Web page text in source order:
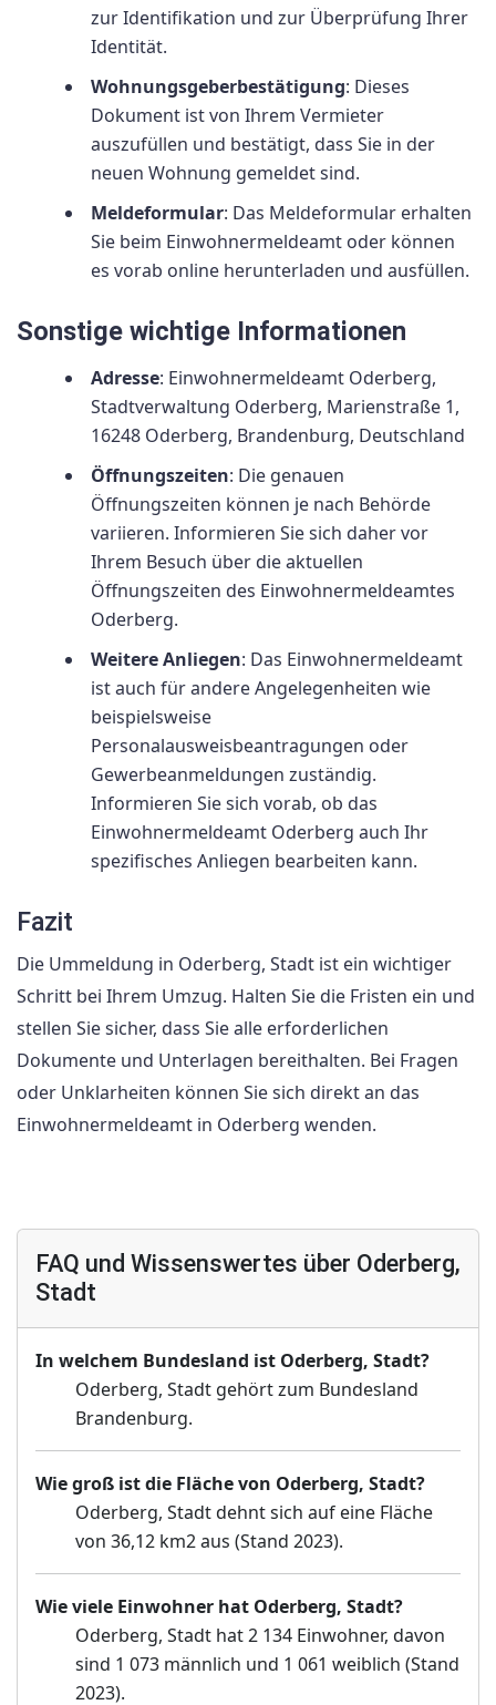
zur Identifikation und zur Überprüfung Ihrer
Identität.
Wohnungsgeberbestätigung: Dieses
Dokument ist von Ihrem Vermieter
auszufüllen und bestätigt, dass Sie in der
neuen Wohnung gemeldet sind.
Meldeformular: Das Meldeformular erhalten
Sie beim Einwohnermeldeamt oder können
es vorab online herunterladen und ausfüllen.
Sonstige wichtige Informationen
Adresse: Einwohnermeldeamt Oderberg,
Stadtverwaltung Oderberg, Marienstraße 1,
16248 Oderberg, Brandenburg, Deutschland
Öffnungszeiten: Die genauen
Öffnungszeiten können je nach Behörde
variieren. Informieren Sie sich daher vor
Ihrem Besuch über die aktuellen
Öffnungszeiten des Einwohnermeldeamtes
Oderberg.
Weitere Anliegen: Das Einwohnermeldeamt
ist auch für andere Angelegenheiten wie
beispielsweise
Personalausweisbeantragungen oder
Gewerbeanmeldungen zuständig.
Informieren Sie sich vorab, ob das
Einwohnermeldeamt Oderberg auch Ihr
spezifisches Anliegen bearbeiten kann.
Fazit
Die Ummeldung in Oderberg, Stadt ist ein wichtiger
Schritt bei Ihrem Umzug. Halten Sie die Fristen ein und
stellen Sie sicher, dass Sie alle erforderlichen
Dokumente und Unterlagen bereithalten. Bei Fragen
oder Unklarheiten können Sie sich direkt an das
Einwohnermeldeamt in Oderberg wenden.
FAQ und Wissenswertes über Oderberg,
Stadt
In welchem Bundesland ist Oderberg, Stadt?
Oderberg, Stadt gehört zum Bundesland
Brandenburg.
Wie groß ist die Fläche von Oderberg, Stadt?
Oderberg, Stadt dehnt sich auf eine Fläche
von 36,12 km2 aus (Stand 2023).
Wie viele Einwohner hat Oderberg, Stadt?
Oderberg, Stadt hat 2 134 Einwohner, davon
sind 1 073 männlich und 1 061 weiblich (Stand
2023).